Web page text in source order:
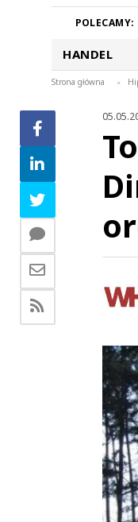
POLECAMY:
HANDEL
Strona główna >